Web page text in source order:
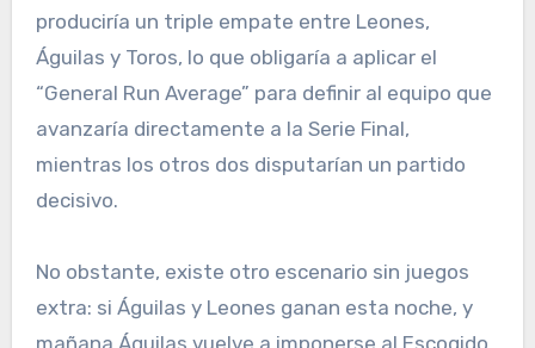
produciría un triple empate entre Leones,
Águilas y Toros, lo que obligaría a aplicar el
“General Run Average” para definir al equipo que
avanzaría directamente a la Serie Final,
mientras los otros dos disputarían un partido
decisivo.
No obstante, existe otro escenario sin juegos
extra: si Águilas y Leones ganan esta noche, y